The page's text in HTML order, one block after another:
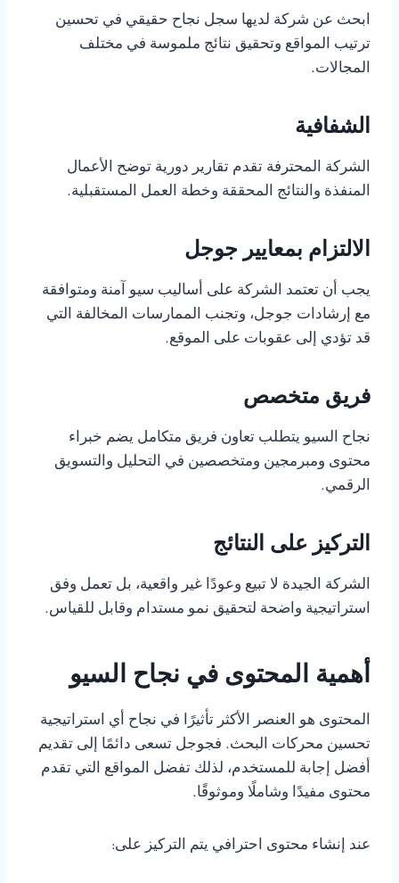
ابحث عن شركة لديها سجل نجاح حقيقي في تحسين
ترتيب المواقع وتحقيق نتائج ملموسة في مختلف
المجالات.
الشفافية
الشركة المحترفة تقدم تقارير دورية توضح الأعمال
المنفذة والنتائج المحققة وخطة العمل المستقبلية.
الالتزام بمعايير جوجل
يجب أن تعتمد الشركة على أساليب سيو آمنة ومتوافقة
مع إرشادات جوجل، وتجنب الممارسات المخالفة التي
قد تؤدي إلى عقوبات على الموقع.
فريق متخصص
نجاح السيو يتطلب تعاون فريق متكامل يضم خبراء
محتوى ومبرمجين ومتخصصين في التحليل والتسويق
الرقمي.
التركيز على النتائج
الشركة الجيدة لا تبيع وعودًا غير واقعية، بل تعمل وفق
استراتيجية واضحة لتحقيق نمو مستدام وقابل للقياس.
أهمية المحتوى في نجاح السيو
المحتوى هو العنصر الأكثر تأثيرًا في نجاح أي استراتيجية
تحسين محركات البحث. فجوجل تسعى دائمًا إلى تقديم
أفضل إجابة للمستخدم، لذلك تفضل المواقع التي تقدم
محتوى مفيدًا وشاملًا وموثوقًا.
عند إنشاء محتوى احترافي يتم التركيز على: